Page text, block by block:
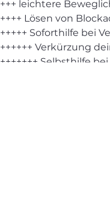
+++ leichtere
++++ Lösen von
+++++ Soforthilfe bei
++++++ Verkürzung
+++++++ Selbsthilfe